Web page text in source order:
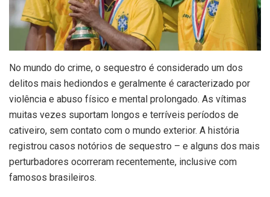
No mundo do crime, o sequestro é considerado um dos
delitos mais hediondos e geralmente é caracterizado por
violência e abuso físico e mental prolongado. As vítimas
muitas vezes suportam longos e terríveis períodos de
cativeiro, sem contato com o mundo exterior. A história
registrou casos notórios de sequestro – e alguns dos mais
perturbadores ocorreram recentemente, inclusive com
famosos brasileiros.